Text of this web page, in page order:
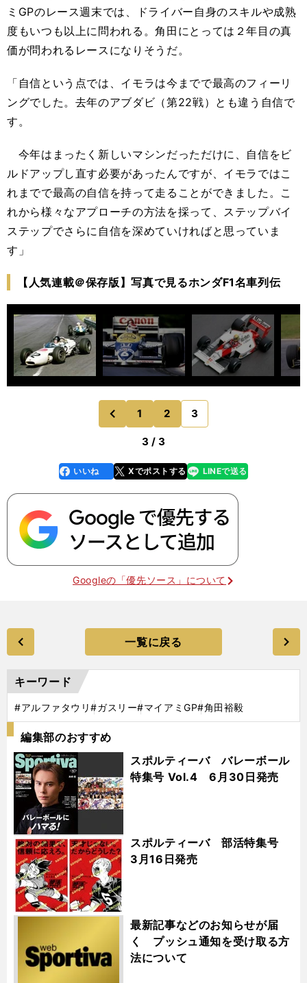
ミGPのレース週末では、ドライバー自身のスキルや成熟
度もいつも以上に問われる。角田にとっては２年目の真
価が問われるレースになりそうだ。
「自信という点では、イモラは今までで最高のフィーリ
ングでした。去年のアブダビ（第22戦）とも違う自信で
す。
今年はまったく新しいマシンだっただけに、自信をビ
ルドアップし直す必要があったんですが、イモラではこ
れまでで最高の自信を持って走ることができました。こ
れから様々なアプローチの方法を採って、ステップバイ
ステップでさらに自信を深めていければと思っていま
す」
【人気連載＠保存版】写真で見るホンダF1名車列伝
前
のページへ
1 2 3
3 / 3
faceboo
k
いいね Xでポストする
line LINEで送る
Googleの「優先ソース」について
一覧に戻る
キーワード
#アルファタウリ#ガスリー#マイアミGP#角田裕毅
編集部のおすすめ
スポルティーバ バレーボール
特集号 Vol.4 6月30日発売
スポルティーバ 部活特集号
3月16日発売
最新記事などのお知らせが届
く プッシュ通知を受け取る方
法について